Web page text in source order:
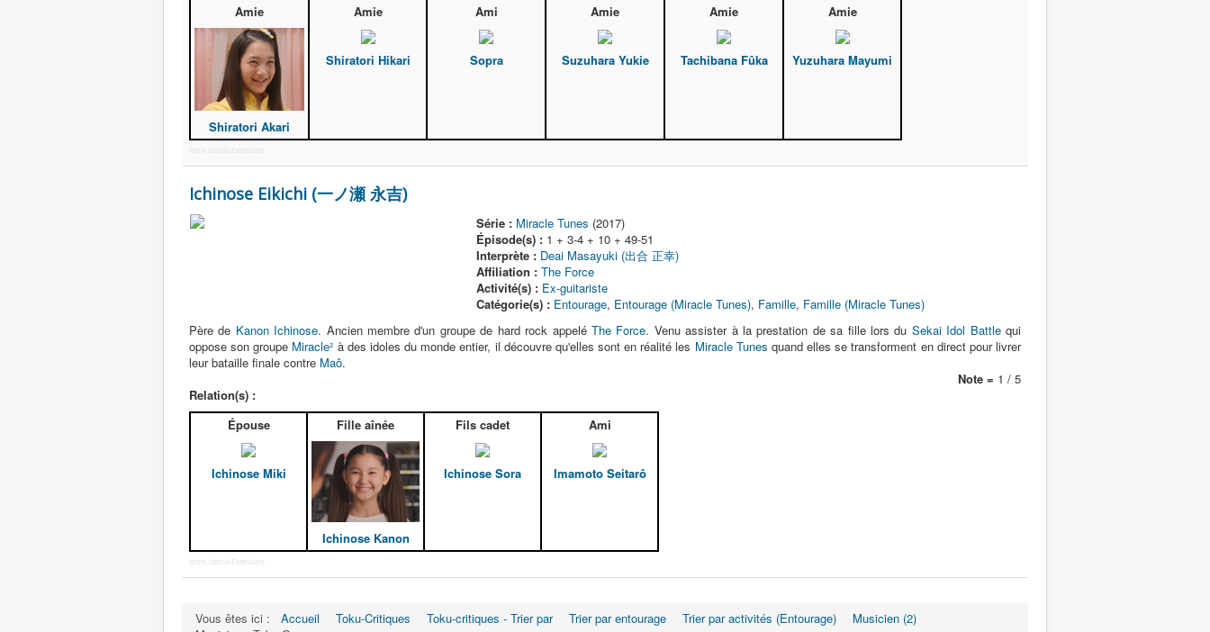
Amie
Shiratori Akari
Amie
Shiratori Hikari
Ami
Sopra
Amie
Suzuhara Yukie
Amie
Tachibana Fûka
Amie
Yuzuhara Mayumi
More Joomla Extensions
Ichinose Eikichi (一ノ瀬 永吉)
Série : Miracle Tunes (2017)
Épisode(s) : 1 + 3-4 + 10 + 49-51
Interprète : Deai Masayuki (出合 正幸)
Affiliation : The Force
Activité(s) : Ex-guitariste
Catégorie(s) : Entourage, Entourage (Miracle Tunes), Famille, Famille (Miracle Tunes)
Père de Kanon Ichinose. Ancien membre d'un groupe de hard rock appelé The Force. Venu assister à la prestation de sa fille lors du Sekai Idol Battlequi
oppose son groupe Miracle² à des idoles du monde entier, il découvre qu'elles sont en réalité les Miracle Tunes quand elles se transforment en direct pour livrer
leur bataille finale contre Maô.
Note = 1 / 5
Relation(s) :
Épouse
Ichinose Miki
Fille aînée
Ichinose Kanon
Fils cadet
Ichinose Sora
Ami
Imamoto Seitarô
More Joomla Extensions
Vous êtes ici : Accueil Toku-Critiques Toku-critiques - Trier par Trier par entourage Trier par activités (Entourage)
Musicien (2)